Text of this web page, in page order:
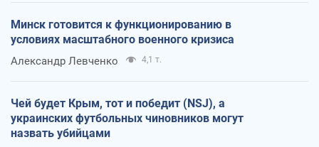
Минск готовится к функционированию в
условиях масштабного военного кризиса
Александр Левченко 4,1 т.
Чей будет Крым, тот и победит (NSJ), а
украинских футбольных чиновников могут
назвать убийцами